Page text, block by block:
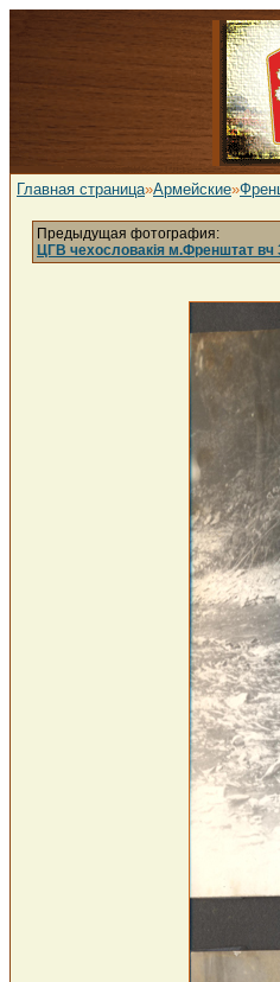
Главная страница»Армейские»
Предыдущая фотография:
ЦГВ чехословакія м.Френштат вч